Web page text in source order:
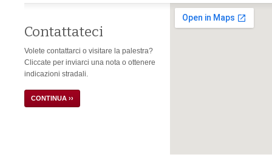
Contattateci
Volete contattarci o visitare la palestra?
Cliccate per inviarci una nota o ottenere
indicazioni stradali.
CONTINUA ››